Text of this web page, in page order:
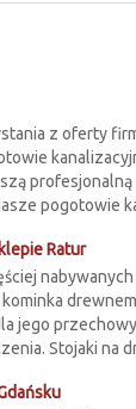
z oferty
pogotowie
Ratur
jego
Stojaki na